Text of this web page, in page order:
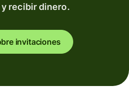
recibir dinero.
invitaciones